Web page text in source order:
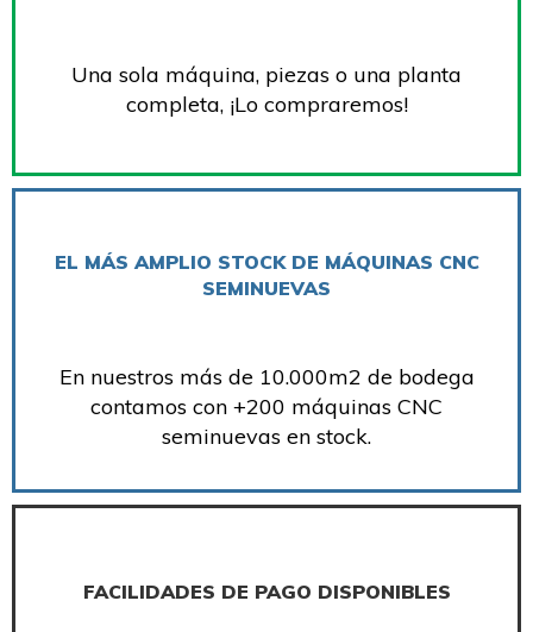
Una sola máquina, piezas o una planta
completa, ¡Lo compraremos!
EL MÁS AMPLIO STOCK DE MÁQUINAS CNC
SEMINUEVAS
En nuestros más de 10.000m2 de bodega
contamos con +200 máquinas CNC
seminuevas en stock.
FACILIDADES DE PAGO DISPONIBLES